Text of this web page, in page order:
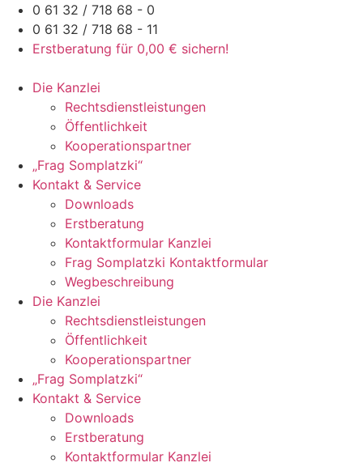
Zum
Inhalt
springen
0 61 32 / 718 68 - 0
0 61 32 / 718 68 - 11
Erstberatung für 0,00 € sichern!
Die Kanzlei
Rechtsdienstleistungen
Öffentlichkeit
Kooperationspartner
„Frag Somplatzki“
Kontakt & Service
Downloads
Erstberatung
Kontaktformular Kanzlei
Frag Somplatzki Kontaktformular
Wegbeschreibung
Die Kanzlei
Rechtsdienstleistungen
Öffentlichkeit
Kooperationspartner
„Frag Somplatzki“
Kontakt & Service
Downloads
Erstberatung
Kontaktformular Kanzlei